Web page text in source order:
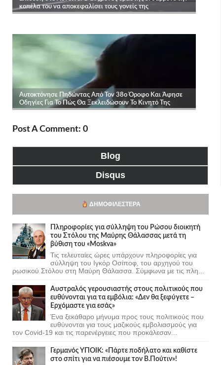
Post A Comment: 0
Blog
Disqus
ΔΗΜΟΦΙΛΈΣΤΕΡΑ
Πληροφορίες για σύλληψη του Ρώσου διοικητή
του Στόλου της Mαύρης Θάλασσας μετά τη
βύθιση του «Moskva»
Τις τελευταίες ώρες υπάρχουν πληροφορίες για
σύλληψη του Ιγκόρ Οσίποφ, του αρχηγού του
ρωσικού Στόλου στη Μαύρη Θάλασσα. Σύμφωνα με τις πλη...
Αυστραλός γερουσιαστής στους πολιτικούς που
ευθύνονται για τα εμβόλια: «Δεν θα ξεφύγετε –
Ερχόμαστε για εσάς»
Ένα ξεκάθαρο μήνυμα προς τους πολιτικούς που
ευθύνονται για τους μαζικούς εμβολιασμούς για
τον Covid-19 και τις παρενέργειες που προκάλεσαν...
Γερμανός ΥΠΟΙΚ: «Πάρτε ποδήλατο και καθίστε
στο σπίτι για να πιέσουμε τον Β.Πούτιν»!